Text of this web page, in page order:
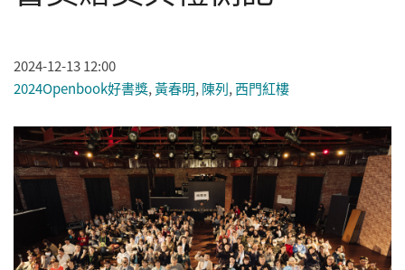
2024-12-13 12:00
2024Openbook好書獎,黃春明, 陳列,西門紅樓